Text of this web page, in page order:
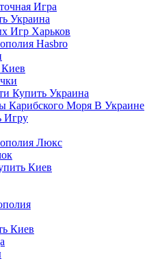
Игра
Украина
Игр Харьков
Hasbro
Купить Украина
Карибского Моря В Украине
Игру
Люкс
Киев
Киев